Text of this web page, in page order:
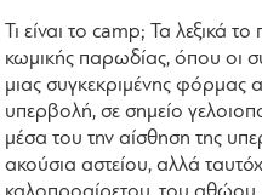
Τι είναι το camp; Τα λεξικά
κωμικής παρωδίας, όπου οι
μιας συγκεκριμένης φόρμας
υπερβολή, σε σημείο
μέσα του την αίσθηση της
ακούσια αστείου, αλλά